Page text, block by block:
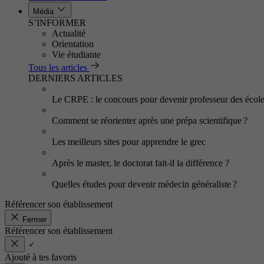
Média
S’INFORMER
Actualité
Orientation
Vie étudiante
Tous les articles
DERNIERS ARTICLES
Le CRPE : le concours pour devenir professeur des
Comment se réorienter après une prépa scientifique ?
Les meilleurs sites pour apprendre le grec
Après le master, le doctorat fait-il la différence ?
Quelles études pour devenir médecin généraliste ?
Référencer son établissement
Fermer
Référencer son établissement
Ajouté à tes favoris